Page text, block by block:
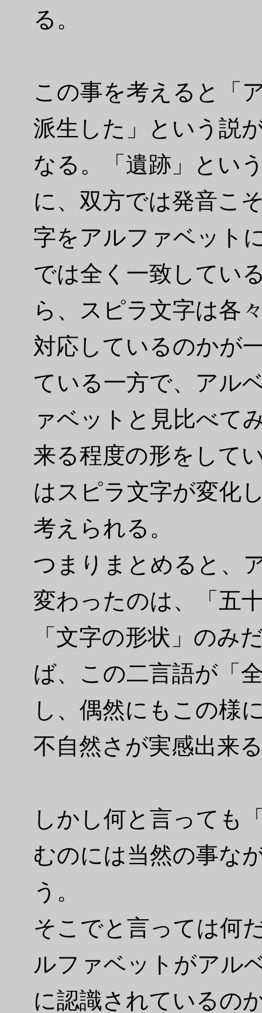
る。
この事を考えると「
派生した」という説
なる。「遺跡」とい
に、双方では発音こ
字をアルファベット
では全く一致してい
ら、スピラ文字は各
対応しているのかが
ている一方で、アル
ァベットと見比べて
来る程度の形をして
はスピラ文字が変化
考えられる。
つまりまとめると、
変わったのは、「五
「文字の形状」のみ
ば、この二言語が「
し、偶然にもこの様
不自然さが実感出来
しかし何と言っても
むのには当然の事な
う。
そこでと言っては何
ルファベットがアル
に認識されているの